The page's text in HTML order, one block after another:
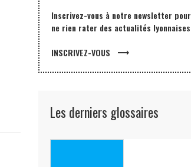
Inscrivez-vous à notre newsletter pour
ne rien rater des actualités lyonnaises
INSCRIVEZ-VOUS trending_flat
Les derniers glossaires